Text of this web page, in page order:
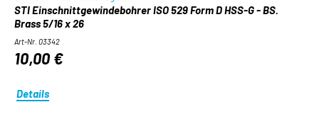
STI Einschnittgewindebohrer ISO 529 Form D HSS-G - BS.
Brass 5/16 x 26
Art-Nr. 03342
10,00 €
Details